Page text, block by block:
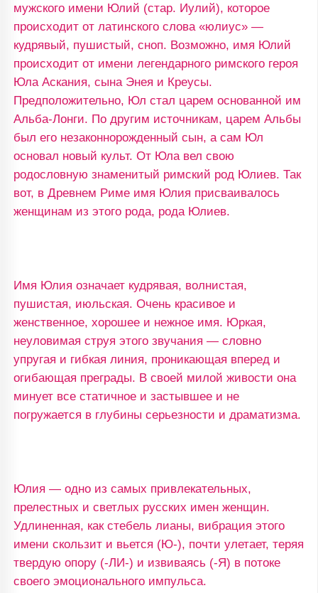
мужского имени Юлий (стар. Иулий), которое
происходит от латинского слова «юлиус» —
кудрявый, пушистый, сноп. Возможно, имя Юлий
происходит от имени легендарного римского героя
Юла Аскания, сына Энея и Креусы.
Предположительно, Юл стал царем основанной им
Альба-Лонги. По другим источникам, царем Альбы
был его незаконнорожденный сын, а сам Юл
основал новый культ. От Юла вел свою
родословную знаменитый римский род Юлиев. Так
вот, в Древнем Риме имя Юлия присваивалось
женщинам из этого рода, рода Юлиев.
Имя Юлия означает кудрявая, волнистая,
пушистая, июльская. Очень красивое и
женственное, хорошее и нежное имя. Юркая,
неуловимая струя этого звучания — словно
упругая и гибкая линия, проникающая вперед и
огибающая преграды. В своей милой живости она
минует все статичное и застывшее и не
погружается в глубины серьезности и драматизма.
Юлия — одно из самых привлекательных,
прелестных и светлых русских имен женщин.
Удлиненная, как стебель лианы, вибрация этого
имени скользит и вьется (Ю-), почти улетает, теряя
твердую опору (-ЛИ-) и извиваясь (-Я) в потоке
своего эмоционального импульса.